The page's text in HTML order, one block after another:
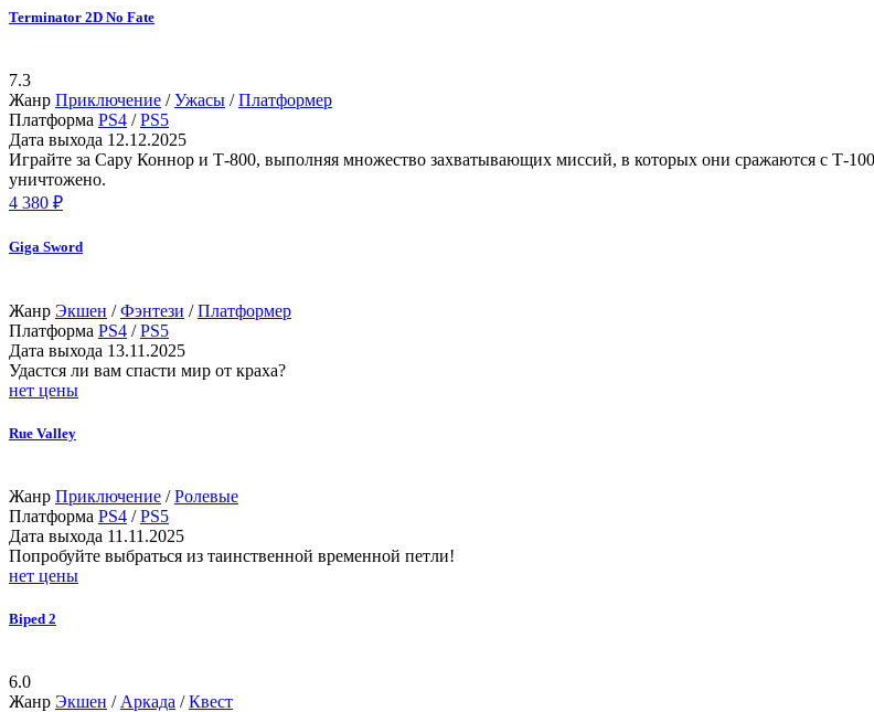
Terminator 2D No Fate
7.3
Жанр Приключение /Ужасы /Платформер
Платформа PS4 /PS5
Дата выхода 12.12.2025
Играйте за Сару Коннор и Т-800, выполняя множество захватывающих миссий, в которых они сражаются с Т-
уничтожено.
4 380 ₽
Giga Sword
Жанр Экшен /Фэнтези /Платформер
Платформа PS4 /PS5
Дата выхода 13.11.2025
Удастся ли вам спасти мир от краха?
нет цены
Rue Valley
Жанр Приключение /Ролевые
Платформа PS4 /PS5
Дата выхода 11.11.2025
Попробуйте выбраться из таинственной временной петли!
нет цены
Biped 2
6.0
Жанр Экшен / Аркада /Квест